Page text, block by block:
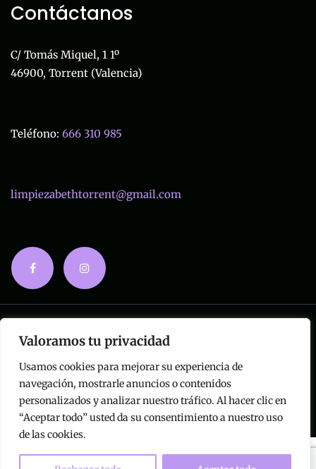
Valoramos tu privacidad
Usamos cookies para mejorar su experiencia de
navegación, mostrarle anuncios o contenidos
personalizados y analizar nuestro tráfico. Al hacer clic en
“Aceptar todo” usted da su consentimiento a nuestro uso
de las cookies.
Contáctanos
C/ Tomás Miquel, 1 1º
46900, Torrent (Valencia)
Teléfono: 666 310 985
limpiezabethtorrent@gmail.com
Privacidad|Accesibilidad
Diseñado porCitiservi Media